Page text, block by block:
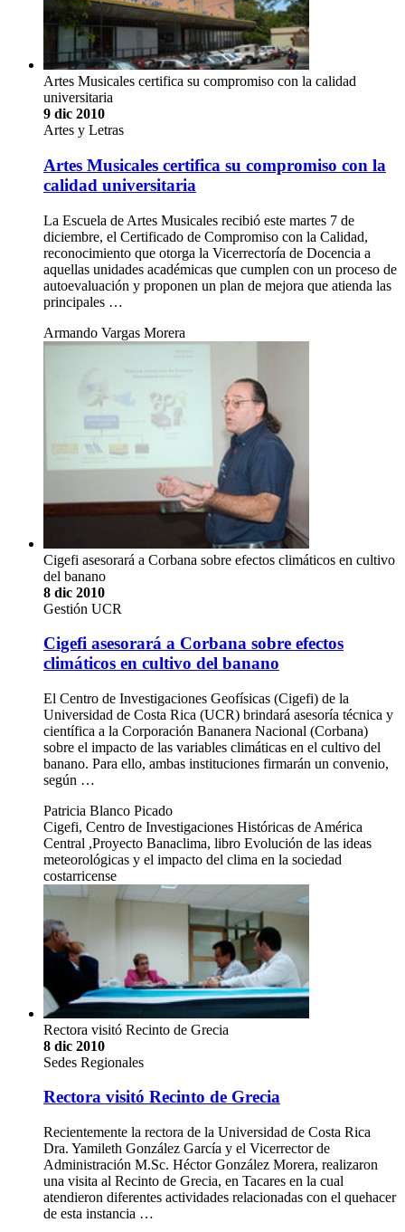
Artes Musicales certifica su compromiso con la calidad
universitaria
9 dic 2010
Artes y Letras
Artes Musicales certifica su compromiso con la
calidad universitaria
La Escuela de Artes Musicales recibió este martes 7 de
diciembre, el Certificado de Compromiso con la Calidad,
reconocimiento que otorga la Vicerrectoría de Docencia a
aquellas unidades académicas que cumplen con un proceso de
autoevaluación y proponen un plan de mejora que atienda las
principales …
Armando Vargas Morera
Cigefi asesorará a Corbana sobre efectos climáticos en cultivo
del banano
8 dic 2010
Gestión UCR
Cigefi asesorará a Corbana sobre efectos
climáticos en cultivo del banano
El Centro de Investigaciones Geofísicas (Cigefi) de la
Universidad de Costa Rica (UCR) brindará asesoría técnica y
científica a la Corporación Bananera Nacional (Corbana)
sobre el impacto de las variables climáticas en el cultivo del
banano. Para ello, ambas instituciones firmarán un convenio,
según …
Patricia Blanco Picado
Cigefi, Centro de Investigaciones Históricas de América
Central ,Proyecto Banaclima, libro Evolución de las ideas
meteorológicas y el impacto del clima en la sociedad
costarricense
Rectora visitó Recinto de Grecia
8 dic 2010
Sedes Regionales
Rectora visitó Recinto de Grecia
Recientemente la rectora de la Universidad de Costa Rica
Dra. Yamileth González García y el Vicerrector de
Administración M.Sc. Héctor González Morera, realizaron
una visita al Recinto de Grecia, en Tacares en la cual
atendieron diferentes actividades relacionadas con el quehacer
de esta instancia …